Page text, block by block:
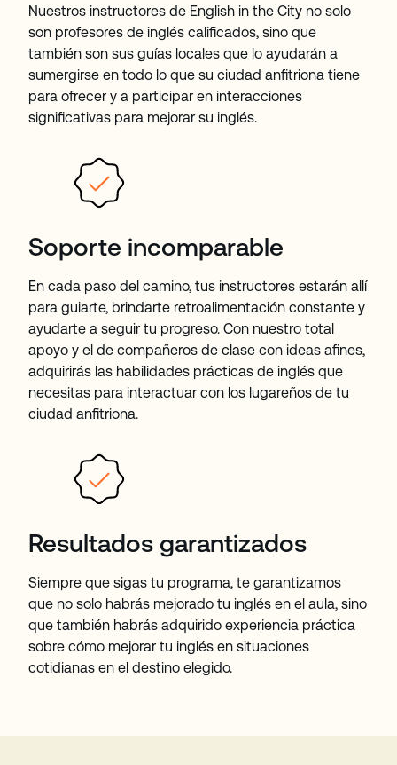
Nuestros instructores de English in the City no solo
son profesores de inglés calificados, sino que
también son sus guías locales que lo ayudarán a
sumergirse en todo lo que su ciudad anfitriona tiene
para ofrecer y a participar en interacciones
significativas para mejorar su inglés.
Soporte incomparable
En cada paso del camino, tus instructores estarán allí
para guiarte, brindarte retroalimentación constante y
ayudarte a seguir tu progreso. Con nuestro total
apoyo y el de compañeros de clase con ideas afines,
adquirirás las habilidades prácticas de inglés que
necesitas para interactuar con los lugareños de tu
ciudad anfitriona.
Resultados garantizados
Siempre que sigas tu programa, te garantizamos
que no solo habrás mejorado tu inglés en el aula, sino
que también habrás adquirido experiencia práctica
sobre cómo mejorar tu inglés en situaciones
cotidianas en el destino elegido.